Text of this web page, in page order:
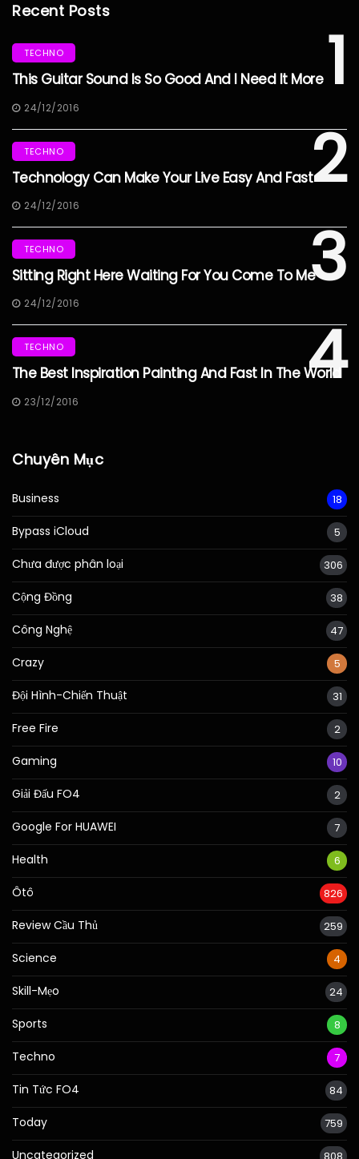
Recent Posts
1
TECHNO
This Guitar Sound Is So Good And I Need It More
24/12/2016
2
TECHNO
Technology Can Make Your Live Easy And Fast
24/12/2016
3
TECHNO
Sitting Right Here Waiting For You Come To Me
24/12/2016
4
TECHNO
The Best Inspiration Painting And Fast In The World
23/12/2016
Chuyên Mục
Business 18
Bypass iCloud 5
Chưa được phân loại 306
Cộng Đồng 38
Công Nghệ 47
Crazy 5
Đội Hình-Chiến Thuật 31
Free Fire 2
Gaming 10
Giải Đấu FO4 2
Google For HUAWEI 7
Health 6
Ôtô 826
Review Cầu Thủ 259
Science 4
Skill-Mẹo 24
Sports 8
Techno 7
Tin Tức FO4 84
Today 759
Uncategorized